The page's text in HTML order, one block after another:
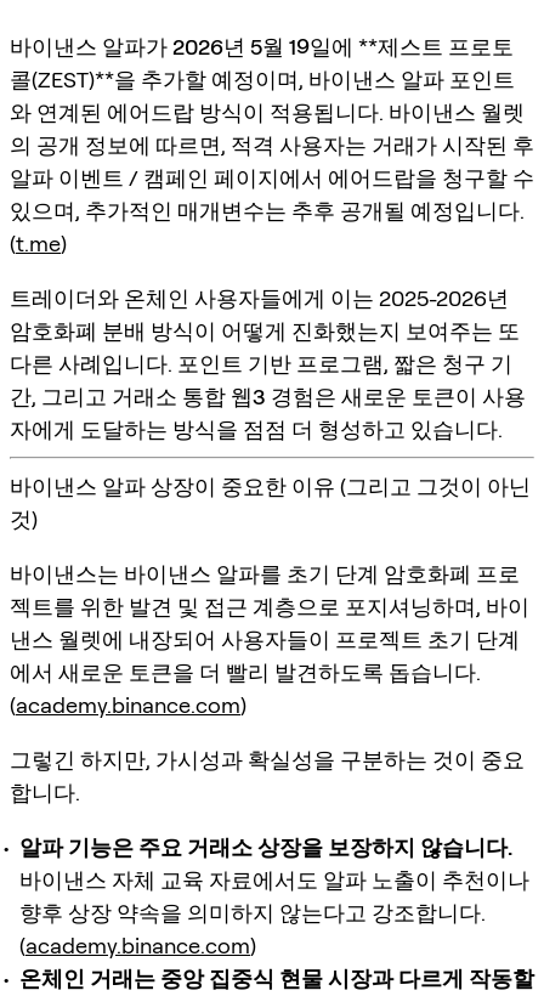
바이낸스 알파가2026년 5월 19일에 **제스트 프로토
콜(ZEST)**을 추가할 예정이며, 바이낸스 알파 포인트
와 연계된 에어드랍 방식이 적용됩니다. 바이낸스 월렛
의 공개 정보에 따르면, 적격 사용자는 거래가 시작된 후
알파 이벤트 / 캠페인 페이지에서 에어드랍을 청구할 수
있으며, 추가적인 매개변수는 추후 공개될 예정입니다.
(t.me)
트레이더와 온체인 사용자들에게 이는 2025-2026년
암호화폐 분배 방식이 어떻게 진화했는지 보여주는 또
다른 사례입니다. 포인트 기반 프로그램, 짧은 청구 기
간, 그리고 거래소 통합 웹3 경험은 새로운 토큰이 사용
자에게 도달하는 방식을 점점 더 형성하고 있습니다.
바이낸스 알파 상장이 중요한 이유 (그리고 그것이 아닌
것)
바이낸스는 바이낸스 알파를 초기 단계 암호화폐 프로
젝트를 위한 발견 및 접근 계층으로 포지셔닝하며, 바이
낸스 월렛에 내장되어 사용자들이 프로젝트 초기 단계
에서 새로운 토큰을 더 빨리 발견하도록 돕습니다.
(academy.binance.com)
그렇긴 하지만, 가시성과 확실성을 구분하는 것이 중요
합니다.
알파 기능은 주요 거래소 상장을 보장하지 않습니다.
바이낸스 자체 교육 자료에서도 알파 노출이 추천이나
향후 상장 약속을 의미하지 않는다고 강조합니다.
(academy.binance.com)
온체인 거래는 중앙 집중식 현물 시장과 다르게 작동할